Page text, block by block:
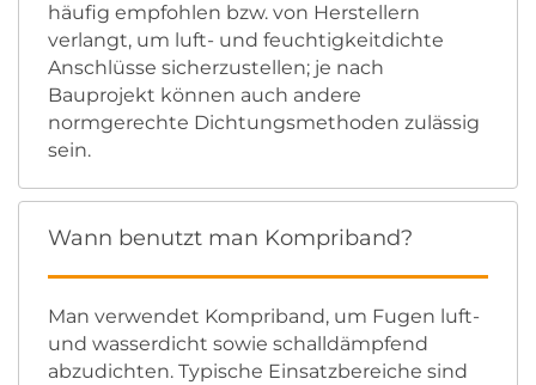
häufig empfohlen bzw. von Herstellern
verlangt, um luft- und feuchtigkeitdichte
Anschlüsse sicherzustellen; je nach
Bauprojekt können auch andere
normgerechte Dichtungsmethoden zulässig
sein.
Wann benutzt man Kompriband?
Man verwendet Kompriband, um Fugen luft-
und wasserdicht sowie schalldämpfend
abzudichten. Typische Einsatzbereiche sind